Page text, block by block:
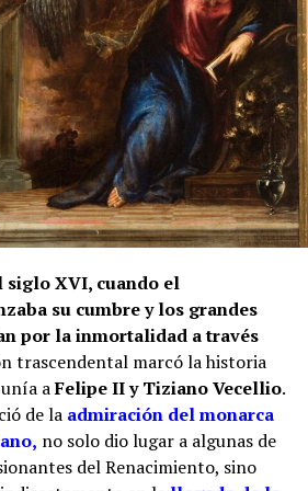
de 1780, estudiado por
aporta un matiz
para realizar dos rejas
Miguel de Morón de la Frontera,
incluyó entre sus méritos
del coro de San Juan de
que en ella había contado con
También se atribuía una reja
de la misma iglesia
Francisco de Sevilla.
una sola mano, resulta
del taller de los Ríos. Cristóbal
oficio a sus hijos, mientras
progresivamente mayor
La reja del coro pudo ser
realizada bajo la dirección o
siglo XVI, cuando el
su cumbre y los grandes
por la inmortalidad a través
trascendental marcó la historia
aFelipe II y Tiziano Vecellio.
de la admiración del monarca
no solo dio lugar a algunas de
del Renacimiento, sino